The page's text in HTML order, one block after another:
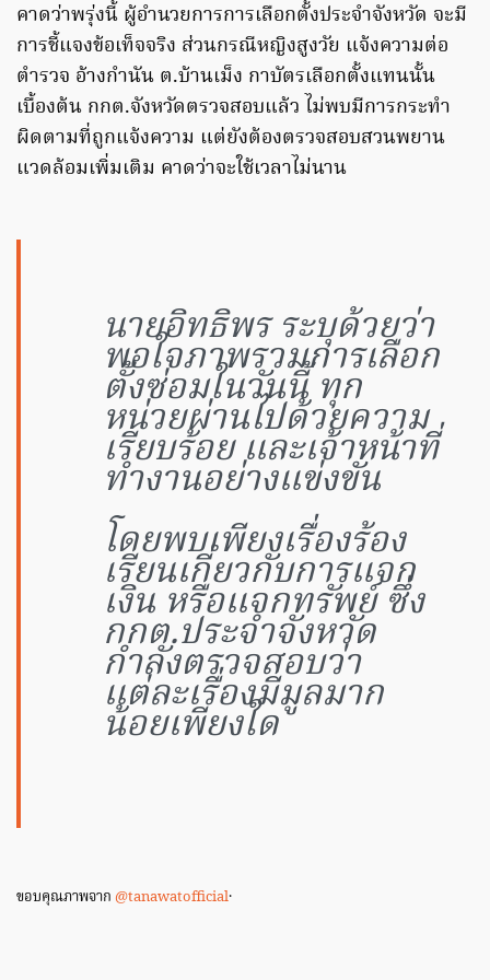
คาดว่าพรุ่งนี้ ผู้อำนวยการการเลือกตั้งประจำจังหวัด จะมี
การชี้แจงข้อเท็จจริง ส่วนกรณีหญิงสูงวัย แจ้งความต่อ
ตำรวจ อ้างกำนัน ต.บ้านเม็ง กาบัตรเลือกตั้งแทนนั้น
เบื้องต้น กกต.จังหวัดตรวจสอบแล้ว ไม่พบมีการกระทำ
ผิดตามที่ถูกแจ้งความ แต่ยังต้องตรวจสอบสวนพยาน
แวดล้อมเพิ่มเติม คาดว่าจะใช้เวลาไม่นาน
นายอิทธิพร ระบุด้วยว่า
พอใจภาพรวมการเลือก
ตั้งซ่อมในวันนี้ ทุก
หน่วยผ่านไปด้วยความ
เรียบร้อย และเจ้าหน้าที่
ทำงานอย่างแข่งขัน
โดยพบเพียงเรื่องร้อง
เรียนเกี่ยวกับการแจก
เงิน หรือแจกทรัพย์ ซึ่ง
กกต.ประจำจังหวัด
กำลังตรวจสอบว่า
แต่ละเรื่องมีมูลมาก
น้อยเพียงใด
ขอบคุณภาพจาก@tanawatofficial·